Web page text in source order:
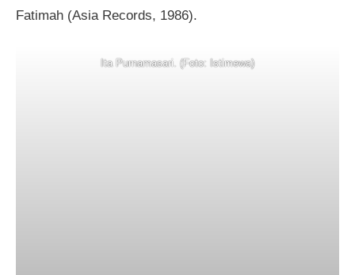
Fatimah (Asia Records, 1986).
Ita Purnamasari. (Foto: Istimewa)